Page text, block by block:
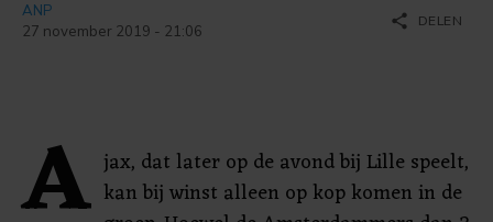
ANP
27 november 2019 - 21:06
share DELEN
A jax, dat later op de avond bij Lille speelt,
kan bij winst alleen op kop komen in de